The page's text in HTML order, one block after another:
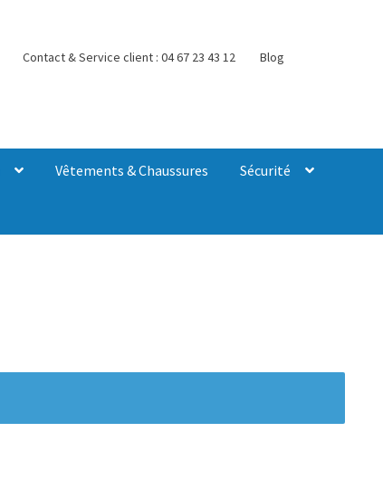
Contact & Service client : 04 67 23 43 12 Blog
Vêtements & Chaussures Sécurité